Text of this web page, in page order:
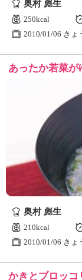
奥村 彪生
250kcal
2010/01/06 きょ
あったか若菜が
奥村 彪生
210kcal
2010/01/06 きょ
かきとブロッコ